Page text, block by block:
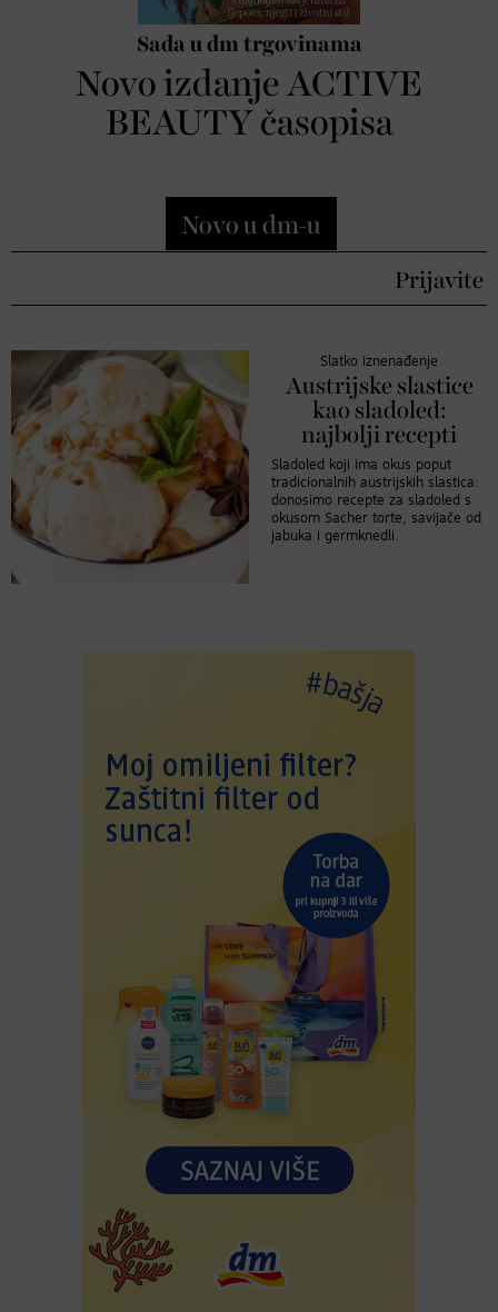
Sada u dm trgovinama
Novo izdanje ACTIVE
BEAUTY časopisa
Novo u dm-u
Prijavite se u dm active
Slatko iznenađenje
Austrijske slastice
kao sladoled:
najbolji recepti
Sladoled koji ima okus poput
tradicionalnih austrijskih slastica:
donosimo recepte za sladoled s
okusom Sacher torte, savijače od
jabuka i germknedli.